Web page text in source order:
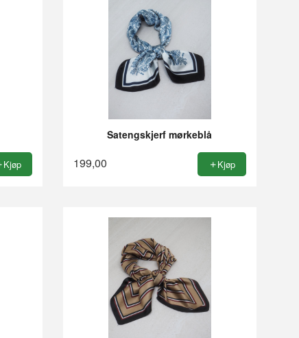
Kjøp
Satengskjerf mørkeblå
199,00 Kjøp